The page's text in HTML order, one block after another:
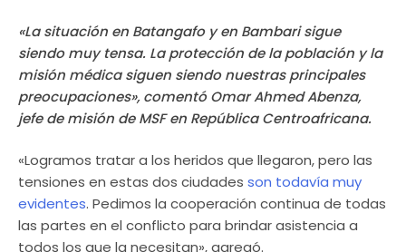
«La situación en Batangafo y en Bambari sigue
siendo muy tensa. La protección de la población y la
misión médica siguen siendo nuestras principales
preocupaciones», comentó Omar Ahmed Abenza,
jefe de misión de MSF en República Centroafricana.
«Logramos tratar a los heridos que llegaron, pero las
tensiones en estas dos ciudades son todavía muy
evidentes. Pedimos la cooperación continua de todas
las partes en el conflicto para brindar asistencia a
todos los que la necesitan», agregó.